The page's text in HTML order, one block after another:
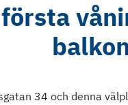
34 och denna